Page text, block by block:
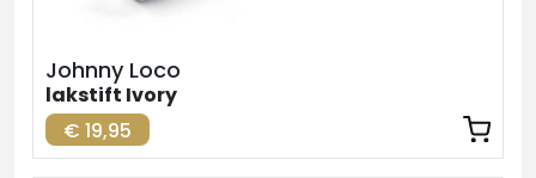
Johnny Loco
lakstift Ivory
€ 19,95